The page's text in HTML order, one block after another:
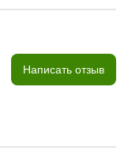
Написать отзыв